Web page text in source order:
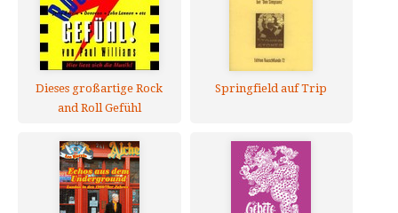
Dieses großartige Rock
and Roll Gefühl
Springfield auf Trip